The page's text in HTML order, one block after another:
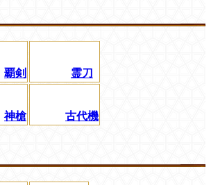
覇剣 霊刀
神槍 古代機